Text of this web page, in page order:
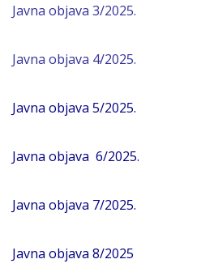
Javna objava 3/2025.
Javna objava 4/2025.
Javna objava 5/2025.
Javna objava 6/2025.
Javna objava 7/2025.
Javna objava 8/2025